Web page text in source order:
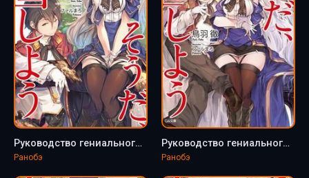
Руководство гениального принца по вызволению страны из долгов (пора и родину продать) 3 - Тоба Тоору
Ранобэ
Руководство гениального принца по вызволению страны из долгов (пора и родину продать) 9 - Тоба Тоору
Ранобэ